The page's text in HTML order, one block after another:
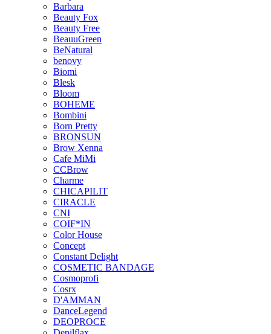
Barbara
Beauty Fox
Beauty Free
BeauuGreen
BeNatural
benovy
Biomi
Blesk
Bloom
BOHEME
Bombini
Born Pretty
BRONSUN
Brow Xenna
Cafe MiMi
CCBrow
Charme
CHICAPILIT
CIRACLE
CNI
COIF*IN
Color House
Concept
Constant Delight
COSMETIC BANDAGE
Cosmoprofi
Cosrx
D'AMMAN
DanceLegend
DEOPROCE